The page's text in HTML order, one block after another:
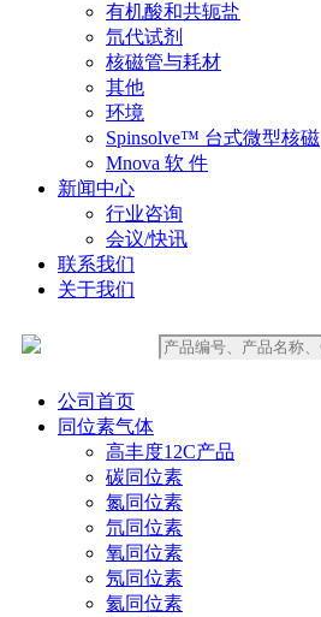
有机酸和共轭盐
氘代试剂
核磁管与耗材
其他
环境
Spinsolve™ 台式微型核磁
Mnova 软 件
新闻中心
行业咨询
会议/快讯
联系我们
关于我们
公司首页
同位素气体
高丰度12C产品
碳同位素
氮同位素
氘同位素
氧同位素
氖同位素
氦同位素